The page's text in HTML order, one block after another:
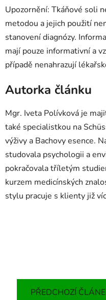
Upozornění: Tkáňové soli
metodou a jejich použití
stanovení diagnózy.
mají pouze informativní a
případě nenahrazují
Autorka článku
Mgr. Iveta Polívková je
také specialistkou na Sch
výživy a Bachovy esence.
studovala psychologii a
pokračovala tříletým
kurzem medicínských
stylu pracuje s klienty již
PŘEDCHOZÍ